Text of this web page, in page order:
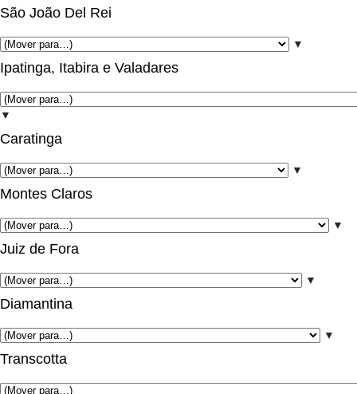
São João Del Rei
▼
Ipatinga, Itabira e Valadares
▼
Caratinga
▼
Montes Claros
▼
Juiz de Fora
▼
Diamantina
▼
Transcotta